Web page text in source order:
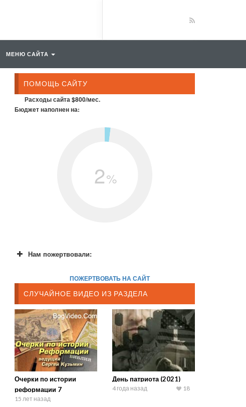
МЕНЮ САЙТА
ПОМОЩЬ САЙТУ
Расходы сайта $800/мес.
Бюджет наполнен на:
2%
Нам пожертвовали:
ПОЖЕРТВОВАТЬ НА САЙТ
СЛУЧАЙНОЕ ВИДЕО ИЗ РАЗДЕЛА
Очерки по истории
реформации 7
15 лет назад
День патриота (2021)
4 года назад 18